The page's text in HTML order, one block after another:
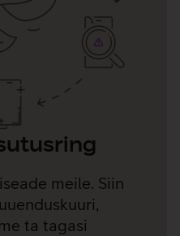
meile. Siin
ta tagasi